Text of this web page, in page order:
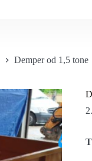
Demper od 1,5 tone